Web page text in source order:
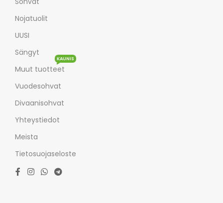
Nojatuolit
UUSI
Sängyt
Muut tuotteet
KAUNIS
Vuodesohvat
Divaanisohvat
Yhteystiedot
Meista
Tietosuojaseloste